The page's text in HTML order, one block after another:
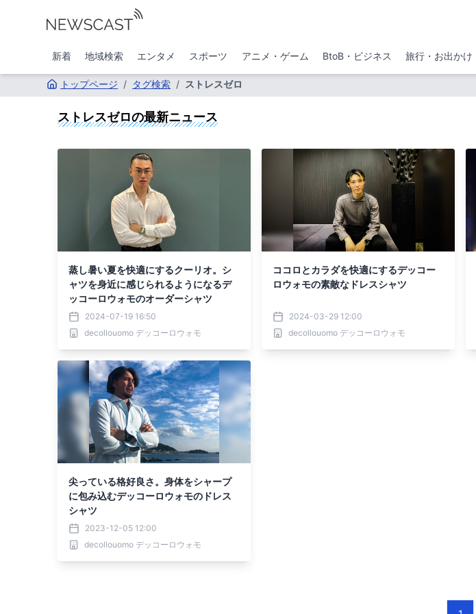
新着 地域検索 エンタメ スポーツ アニメ・ゲーム BtoB・ビジネス 旅行・お出かけ
トップページ / タグ検索 / ストレスゼロ
ストレスゼロの最新ニュース
蒸し暑い夏を快適にするクーリオ。シ
ャツを身近に感じられるようになるデ
ッコーロウォモのオーダーシャツ
2024-07-19 16:50
decollouomo デッコーロウォモ
ココロとカラダを快適にするデッコー
ロウォモの素敵なドレスシャツ
2024-03-29 12:00
decollouomo デッコーロウォモ
尖っている格好良さ。身体をシャープ
に包み込むデッコーロウォモのドレス
シャツ
2023-12-05 12:00
decollouomo デッコーロウォモ